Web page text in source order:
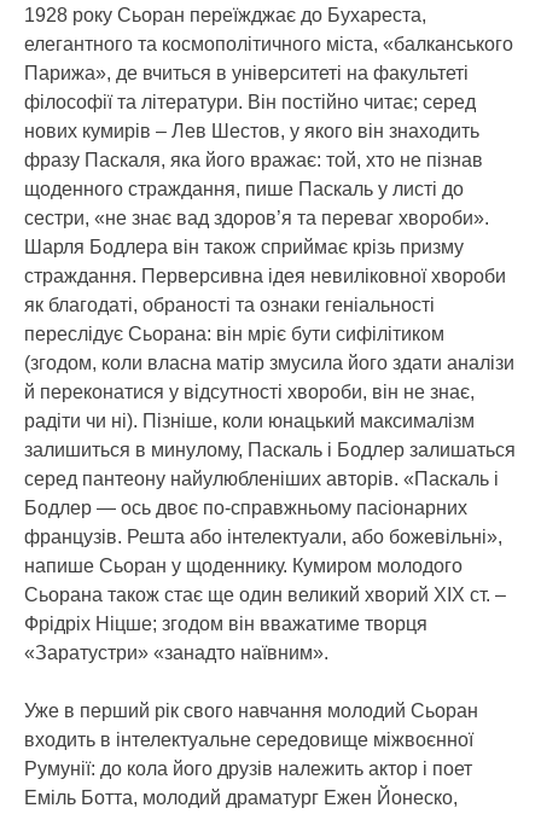
1928 року Сьоран переїжджає до Бухареста,
елегантного та космополітичного міста, «балканського
Парижа», де вчиться в університеті на факультеті
філософії та літератури. Він постійно читає; серед
нових кумирів – Лев Шестов, у якого він знаходить
фразу Паскаля, яка його вражає: той, хто не пізнав
щоденного страждання, пише Паскаль у листі до
сестри, «не знає вад здоров’я та переваг хвороби».
Шарля Бодлера він також сприймає крізь призму
страждання. Перверсивна ідея невиліковної хвороби
як благодаті, обраності та ознаки геніальності
переслідує Сьорана: він мріє бути сифілітиком
(згодом, коли власна матір змусила його здати аналізи
й переконатися у відсутності хвороби, він не знає,
радіти чи ні). Пізніше, коли юнацький максималізм
залишиться в минулому, Паскаль і Бодлер залишаться
серед пантеону найулюбленіших авторів. «Паскаль і
Бодлер — ось двоє по-справжньому пасіонарних
французів. Решта або інтелектуали, або божевільні»,
напише Сьоран у щоденнику. Кумиром молодого
Сьорана також стає ще один великий хворий ХІХ ст. –
Фрідріх Ніцше; згодом він вважатиме творця
«Заратустри» «занадто наївним».
Уже в перший рік свого навчання молодий Сьоран
входить в інтелектуальне середовище міжвоєнної
Румунії: до кола його друзів належить актор і поет
Еміль Ботта, молодий драматург Ежен Йонеско,